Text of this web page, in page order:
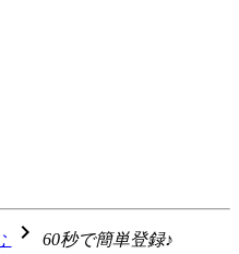
navigate_next 60秒で簡単登録♪